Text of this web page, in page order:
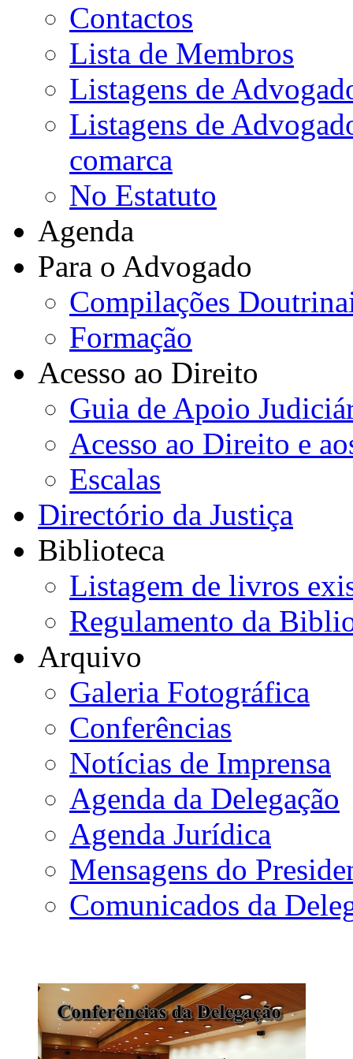
Contactos
Lista de Membros
Listagens de
Listagens de
comarca
No Estatuto
Agenda
Para o Advogado
Compilações
Formação
Acesso ao Direito
Guia de Apoio
Acesso ao Direito e
Escalas
Directório da Justiça
Biblioteca
Listagem de livros
Regulamento da
Arquivo
Galeria Fotográfica
Conferências
Notícias de Imprensa
Agenda da Delegação
Agenda Jurídica
Mensagens do
Comunicados da